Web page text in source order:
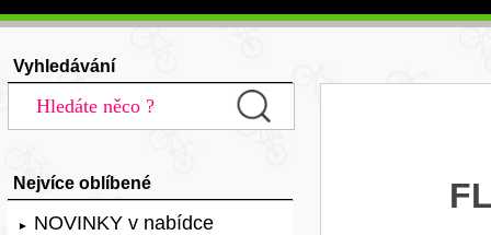
Vyhledávání
Nejvíce oblíbené
► NOVINKY v nabídce